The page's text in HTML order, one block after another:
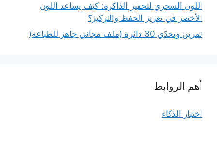
اللون السحري لتحفيز الذاكرة: كيف يساعد اللون
الأخضر في تعزيز الحفظ والتركيز؟
تمرين وتحدّي 30 دائرة (ملف مجاني جاهز للطباعة)
أهم الروابط
اختبار الذكاء